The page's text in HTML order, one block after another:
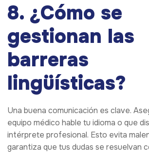
8. ¿Cómo se
gestionan las
barreras
lingüísticas?
Una buena comunicación es clave.
equipo médico hable tu idioma o que
intérprete profesional. Esto evita
garantiza que tus dudas se resuelvan